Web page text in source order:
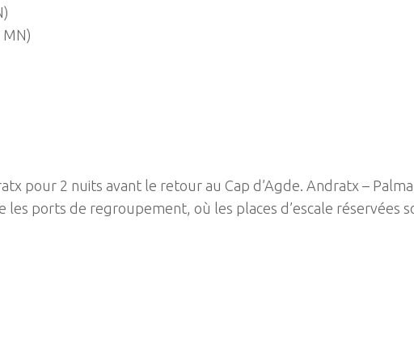
MN)
pour 2 nuits avant le retour au Cap d’Agde. Andratx –
ports de regroupement, où les places d’escale réservées